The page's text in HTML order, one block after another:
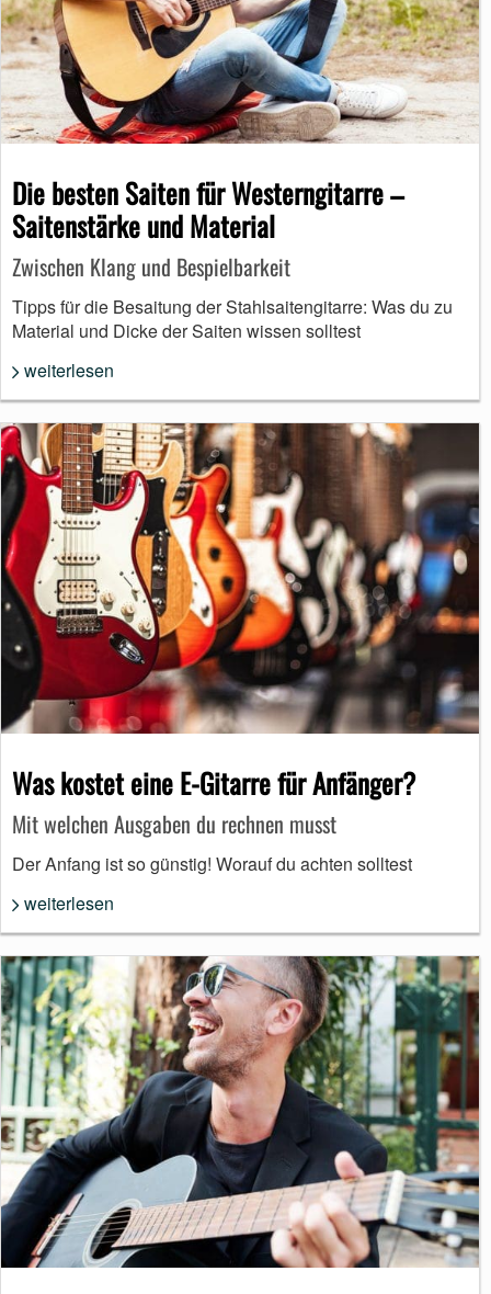
Die besten Saiten für Westerngitarre –
Saitenstärke und Material
Zwischen Klang und Bespielbarkeit
Tipps für die Besaitung der Stahlsaitengitarre: Was du zu
Material und Dicke der Saiten wissen solltest
weiterlesen
Was kostet eine E-Gitarre für Anfänger?
Mit welchen Ausgaben du rechnen musst
Der Anfang ist so günstig! Worauf du achten solltest
weiterlesen